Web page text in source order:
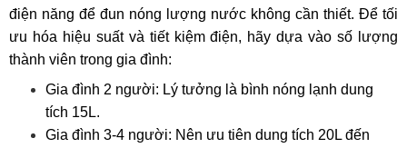
điện năng để đun nóng lượng nước không cần thiết. Để tối
ưu hóa hiệu suất và tiết kiệm điện, hãy dựa vào số lượng
thành viên trong gia đình:
Gia đình 2 người: Lý tưởng là bình nóng lạnh dung
tích 15L.
Gia đình 3-4 người: Nên ưu tiên dung tích 20L đến